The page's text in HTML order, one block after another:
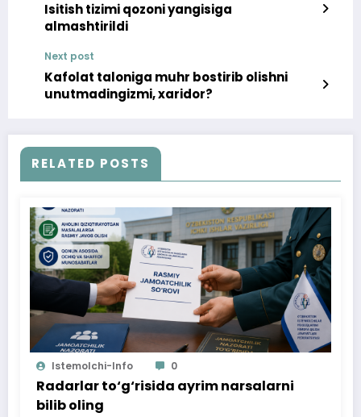
Isitish tizimi qozoni yangisiga
almashtirildi
Next post
Kafolat taloniga muhr bostirib olishni
unutmadingizmi, xaridor?
RELATED POSTS
Istemolchi-Info 0
Radarlar to‘g‘risida ayrim narsalarni
bilib oling